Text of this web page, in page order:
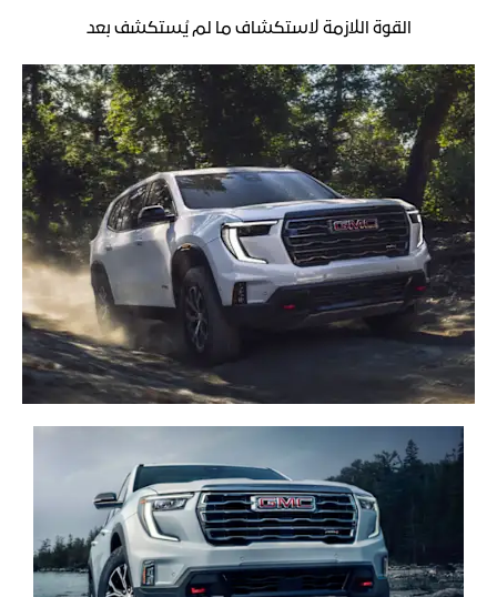
القوة اللازمة لاستكشاف ما لم يُستكشف بعد